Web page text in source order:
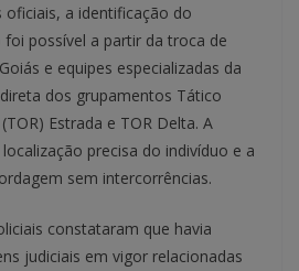
a identificação do
possível a partir da troca de
e equipes especializadas da
dos grupamentos Tático
Estrada e TOR Delta. A
precisa do indivíduo e a
sem intercorrências.
constataram que havia
judiciais em vigor relacionadas